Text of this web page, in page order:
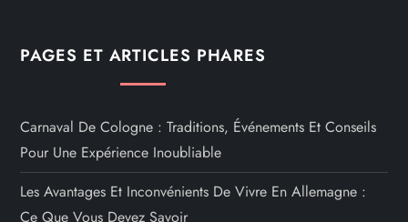
PAGES ET ARTICLES PHARES
Carnaval De Cologne : Traditions, Événements Et Conseils
Pour Une Expérience Inoubliable
Les Avantages Et Inconvénients De Vivre En Allemagne :
Ce Que Vous Devez Savoir